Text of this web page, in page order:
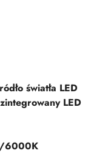
światła LED
LED
6000K